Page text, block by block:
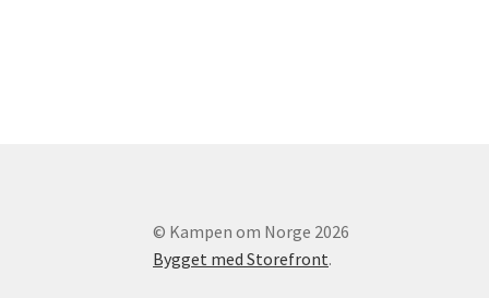
© Kampen om Norge 2026
Bygget med Storefront.